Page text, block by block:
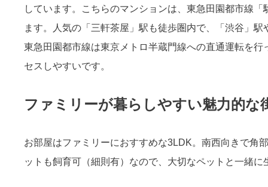
しています。こちらのマンションは、東急田園都市線
ます。人気の「三軒茶屋」駅も徒歩圏内で、「渋谷」
東急田園都市線は東京メトロ半蔵門線への直通運転を
セスしやすいです。
ファミリーが暮らしやすい魅力的な
お部屋はファミリーにおすすめな3LDK。南西向きで角
ットも飼育可（細則有）なので、大切なペットと一緒